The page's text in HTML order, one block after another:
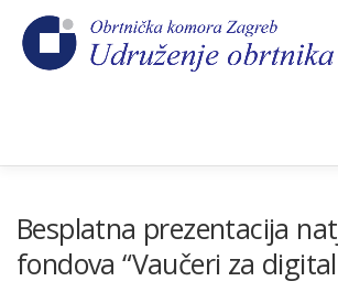
sadržaj
Besplatna prezentacija
fondova “Vaučeri za